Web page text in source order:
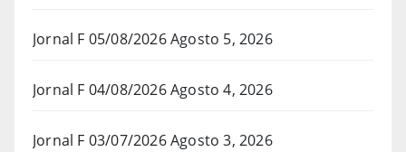
Jornal F 05/08/2026Agosto 5, 2026
Jornal F 04/08/2026Agosto 4, 2026
Jornal F 03/07/2026Agosto 3, 2026